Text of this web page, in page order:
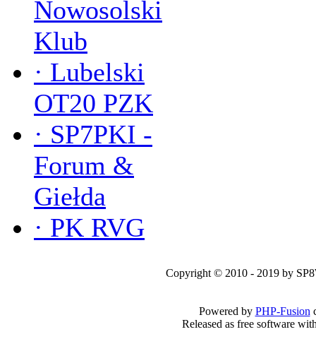
Nowosolski
Klub
· Lubelski
OT20 PZK
· SP7PKI -
Forum &
Giełda
· PK RVG
Copyright © 2010 - 2019 by
Powered by PHP-Fusion
Released as free software